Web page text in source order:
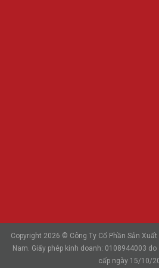
Copyright 2026 © Công Ty Cổ Phần Sản
Nam. Giấy phép kinh doanh: 0108944003
cấp ngày 15/10/